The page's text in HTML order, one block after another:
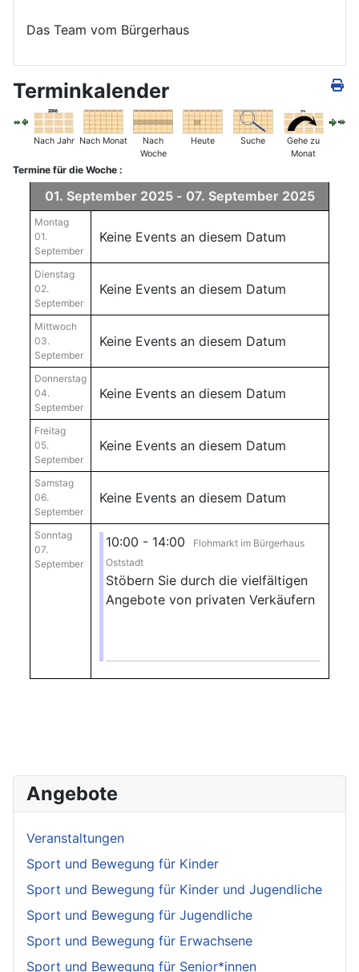
Das Team vom Bürgerhaus
Terminkalender
Nach Jahr Nach Monat
Nach
Woche
Heute Suche
Gehe zu
Monat
Termine für die Woche :
01. September 2025 - 07. September 2025
Montag
01.
September
Keine Events an diesem Datum
Dienstag
02.
September
Keine Events an diesem Datum
Mittwoch
03.
September
Keine Events an diesem Datum
Donnerstag
04.
September
Keine Events an diesem Datum
Freitag
05.
September
Keine Events an diesem Datum
Samstag
06.
September
Keine Events an diesem Datum
Sonntag
07.
September
10:00 - 14:00
Flohmarkt im Bürgerhaus
Oststadt
Stöbern Sie durch die vielfältigen
Angebote von privaten Verkäufern
Angebote
Veranstaltungen
Sport und Bewegung für Kinder
Sport und Bewegung für Kinder und Jugendliche
Sport und Bewegung für Jugendliche
Sport und Bewegung für Erwachsene
Sport und Bewegung für Senior*innen